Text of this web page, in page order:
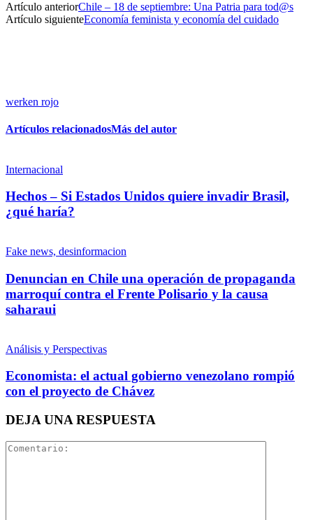
Artículo anteriorChile – 18 de septiembre: Una Patria para tod@s
Artículo siguienteEconomía feminista y economía del cuidado
werken rojo
Artículos relacionadosMás del autor
Internacional
Hechos – Si Estados Unidos quiere invadir Brasil,
¿qué haría?
Fake news, desinformacion
Denuncian en Chile una operación de propaganda
marroquí contra el Frente Polisario y la causa
saharaui
Análisis y Perspectivas
Economista: el actual gobierno venezolano rompió
con el proyecto de Chávez
DEJA UNA RESPUESTA